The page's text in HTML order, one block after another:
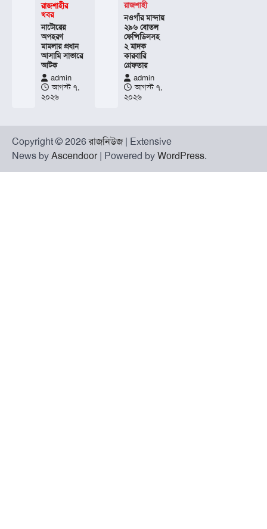
রাজশাহীর
খবর
নাটোরের
অপহরণ
মামলার প্রধান
আসামি সাভারে
আটক
admin
আগস্ট ৭,
২০২৬
রাজশাহী
নওগাঁর মান্দায়
২৯৬ বোতল
ফেন্সিডিলসহ
২ মাদক
কারবারি
গ্রেফতার
admin
আগস্ট ৭,
২০২৬
Copyright © 2026রাজনিউজ| Extensive
News by Ascendoor| Powered by WordPress.